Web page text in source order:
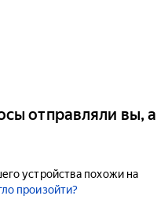
отправляли вы, а
устройства похожи на
произойти?